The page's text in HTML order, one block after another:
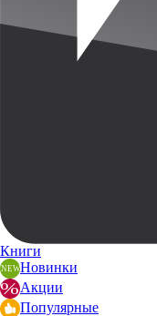
Книги
Новинки
Акции
Популярные